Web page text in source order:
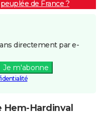
de France ?
directement par e-
Je m'abonne
Hem-Hardinval